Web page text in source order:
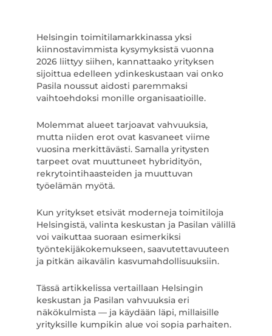
Helsingin toimitilamarkkinassa yksi
kiinnostavimmista kysymyksistä vuonna
2026 liittyy siihen, kannattaako yrityksen
sijoittua edelleen ydinkeskustaan vai onko
Pasila noussut aidosti paremmaksi
vaihtoehdoksi monille organisaatioille.
Molemmat alueet tarjoavat vahvuuksia,
mutta niiden erot ovat kasvaneet viime
vuosina merkittävästi. Samalla yritysten
tarpeet ovat muuttuneet hybridityön,
rekrytointihaasteiden ja muuttuvan
työelämän myötä.
Kun yritykset etsivät moderneja toimitiloja
Helsingistä, valinta keskustan ja Pasilan välillä
voi vaikuttaa suoraan esimerkiksi
työntekijäkokemukseen, saavutettavuuteen
ja pitkän aikavälin kasvumahdollisuuksiin.
Tässä artikkelissa vertaillaan Helsingin
keskustan ja Pasilan vahvuuksia eri
näkökulmista — ja käydään läpi, millaisille
yrityksille kumpikin alue voi sopia parhaiten.